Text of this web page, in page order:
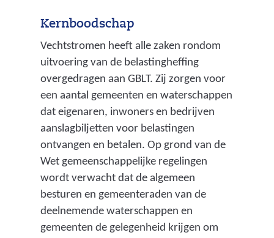
i
j
k
b
l
a
s
t
Kernboodschap
Vechtstromen heeft alle zaken rondom
uitvoering van de belastingheffing
overgedragen aan GBLT. Zij zorgen voor
een aantal gemeenten en waterschappen
dat eigenaren, inwoners en bedrijven
aanslagbiljetten voor belastingen
ontvangen en betalen. Op grond van de
Wet gemeenschappelijke regelingen
wordt verwacht dat de algemeen
besturen en gemeenteraden van de
deelnemende waterschappen en
gemeenten de gelegenheid krijgen om